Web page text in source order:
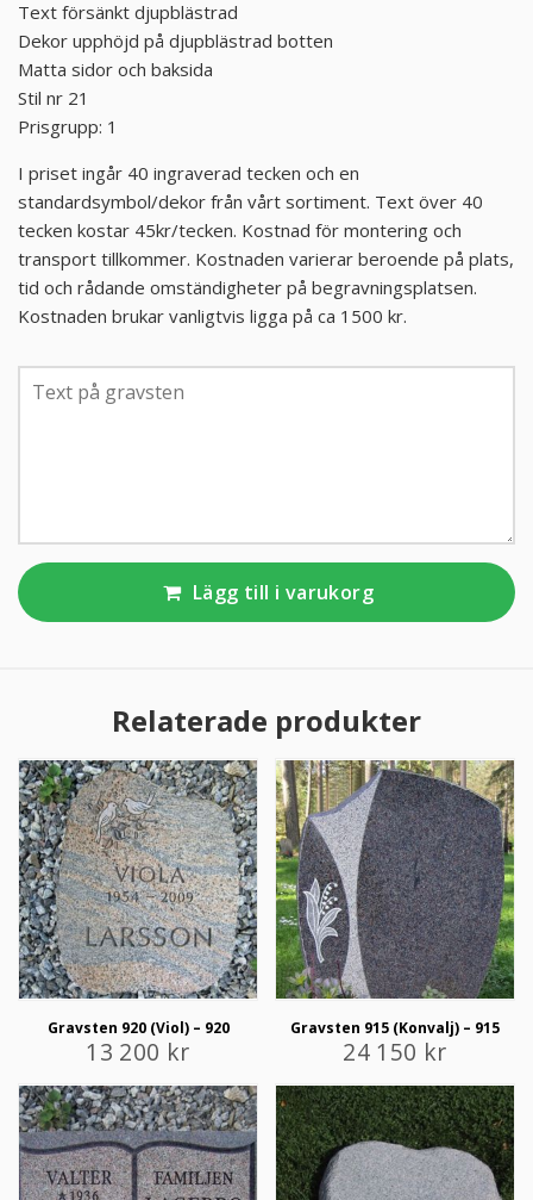
OM FUNERA
KONTAKTA OSS
KUNDTJÄNST
010-10 10 350
Text försänkt djupblästrad
Dekor upphöjd på djupblästrad botten
Matta sidor och baksida
Stil nr 21
Prisgrupp: 1
I priset ingår 40 ingraverad tecken och en
standardsymbol/dekor från vårt sortiment. Text över 40
tecken kostar 45kr/tecken. Kostnad för montering och
transport tillkommer. Kostnaden varierar beroende på plats,
tid och rådande omständigheter på begravningsplatsen.
Kostnaden brukar vanligtvis ligga på ca 1500 kr.
Lägg till i varukorg
Relaterade produkter
Gravsten 920 (Viol) – 920
13 200 kr
Gravsten 915 (Konvalj) – 915
24 150 kr